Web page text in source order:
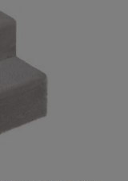
z naturalnego